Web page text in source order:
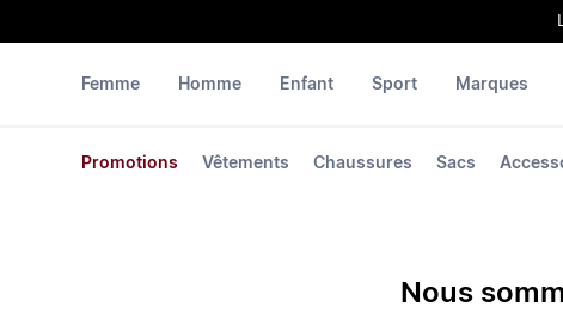
Femme
Promotions Vêtements Chaussures Sacs
Homme Enfant Sport Marques
Nous